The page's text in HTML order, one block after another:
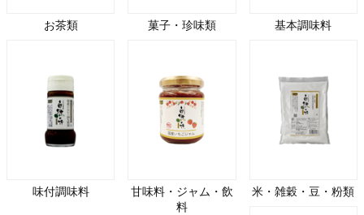
お茶類 菓子・珍味類 基本調味料
味付調味料
甘味料・ジャム・飲
料
米・雑穀・豆・粉類